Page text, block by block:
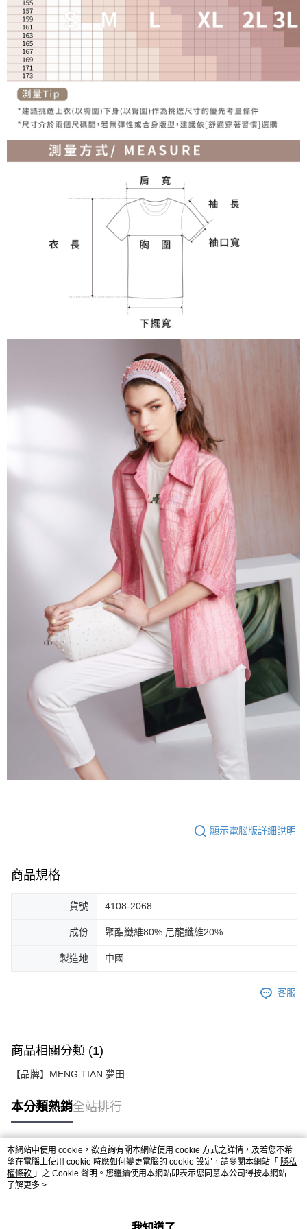
顯示電腦版詳細說明
商品規格
貨號 4108-2068
成份 聚酯纖維80% 尼龍纖維20%
製造地 中國
客服
商品相關分類 (1)
【品牌】MENG TIAN 夢田
本分類熱銷全站排行
熱門標籤
本網站中使用 cookie，欲查詢有關本網站使用 cookie 方式之詳情，及若您不希
望在電腦上使用 cookie 時應如何變更電腦的 cookie 設定，請參閱本網站「 隱私
權條款 」之 Cookie 聲明。您繼續使用本網站即表示您同意本公司得按本網站使
用條款之 Cookie 聲明使用 cookie。
了解更多 >